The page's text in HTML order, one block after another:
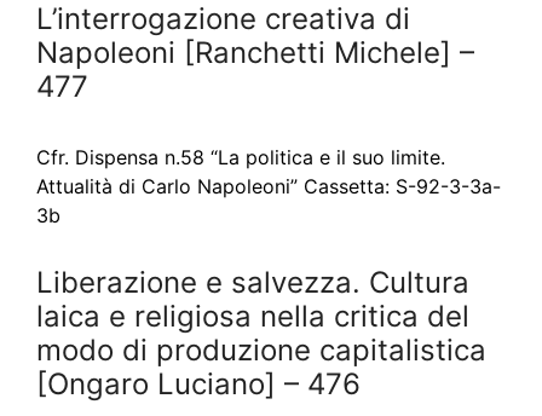
L’interrogazione creativa di
Napoleoni [Ranchetti Michele] –
477
Cfr. Dispensa n.58 “La politica e il suo limite.
Attualità di Carlo Napoleoni” Cassetta: S-92-3-3a-
3b
Liberazione e salvezza. Cultura
laica e religiosa nella critica del
modo di produzione capitalistica
[Ongaro Luciano] – 476